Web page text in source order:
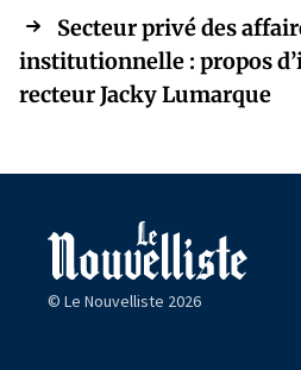
Secteur privé des
institutionnelle : propos
recteur Jacky Lumarque
© Le Nouvelliste 2026